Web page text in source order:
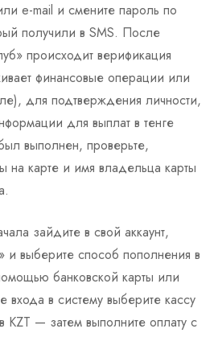
e-mail и смените пароль по
получили в SMS. После
происходит верификация
финансовые операции или
для подтверждения личности,
для выплат в тенге
выполнен, проверьте,
на карте и имя владельца карты
зайдите в свой аккаунт,
и выберите способ пополнения в
банковской карты или
входа в систему выберите кассу
KZT — затем выполните оплату с